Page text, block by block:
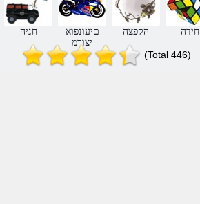
4 סוט תינוכמ
לולעפ
חניה
םיעונפוא
יצורמ
הקפצה חידה
(Total 446)